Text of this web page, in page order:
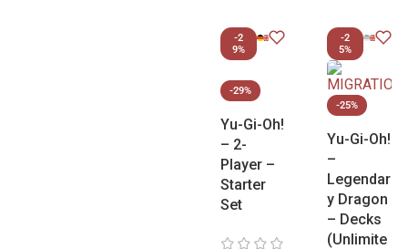
-2
9%
-29%
Yu-Gi-Oh!
– 2-
Player –
Starter
Set
-2
5%
-25%
Yu-Gi-Oh!
–
Legendar
y Dragon
– Decks
(Unlimite